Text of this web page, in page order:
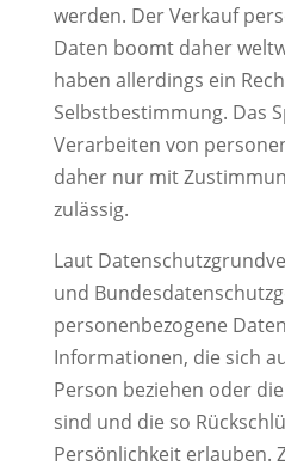
werden. Der Verkauf
Daten boomt daher
haben allerdings ein
Selbstbestimmung. Das
Verarbeiten von
daher nur mit
zulässig.
Laut
und
personenbezogene
Informationen, die sich
Person beziehen oder
sind und die so
Persönlichkeit erlauben.